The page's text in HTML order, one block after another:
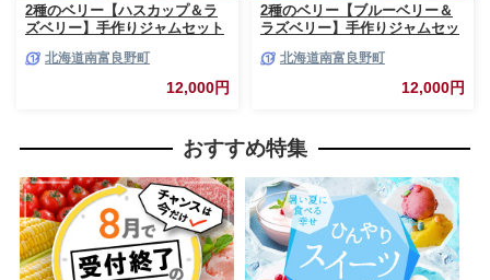
2種のベリー【ハスカップ＆ラ
ズベリー】手作りジャムセット
ム ベリー ハスカップ ラズベリ
ー ソース カシス てんさい糖 無
農薬 ポリフェノール 鉄分 ビタ
北海道南富良野町
12,000円
2種のベリー【ブルーベリー＆
ラズベリー】手作りジャムセッ
ャム ベリー ブルーベリー ラズ
ベリー ソース カシス 果実 てん
北海道南富良野町
12,000円
おすすめ特集